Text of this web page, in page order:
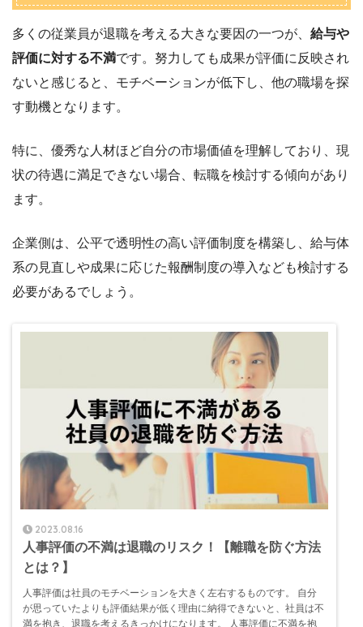
多くの従業員が退職を考える大きな要因の一つが、 給与や
評価に対する不満です。努力しても成果が評価に反映され
ないと感じると、モチベーションが低下し、他の職場を探
す動機となります。
特に、優秀な人材ほど自分の市場価値を理解しており、現
状の待遇に満足できない場合、転職を検討する傾向があり
ます。
企業側は、公平で透明性の高い評価制度を構築し、給与体
系の見直しや成果に応じた報酬制度の導入なども検討する
必要があるでしょう。
2023.08.16
人事評価の不満は退職のリスク！【離職を防ぐ方法
とは？】
人事評価は社員のモチベーションを大きく左右するものです。 自分
が思っていたよりも評価結果が低く理由に納得できないと、社員は不
満を抱き、退職を考えるきっかけになります。 人事評価に不満を抱